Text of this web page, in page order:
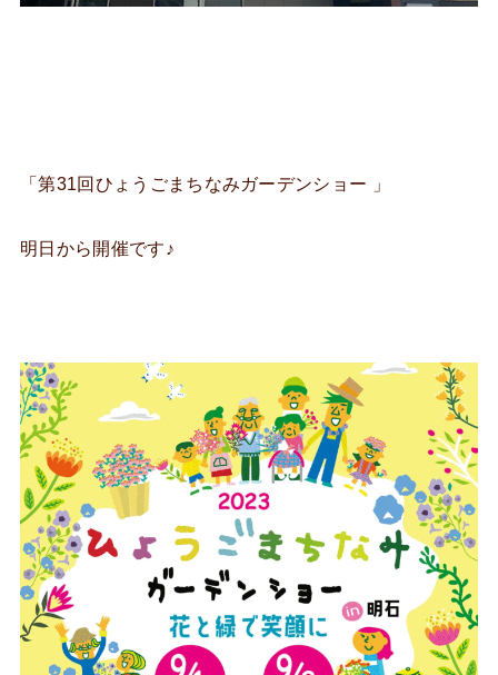
「第31回ひょうごまちなみガーデンショー 」
明日から開催です♪